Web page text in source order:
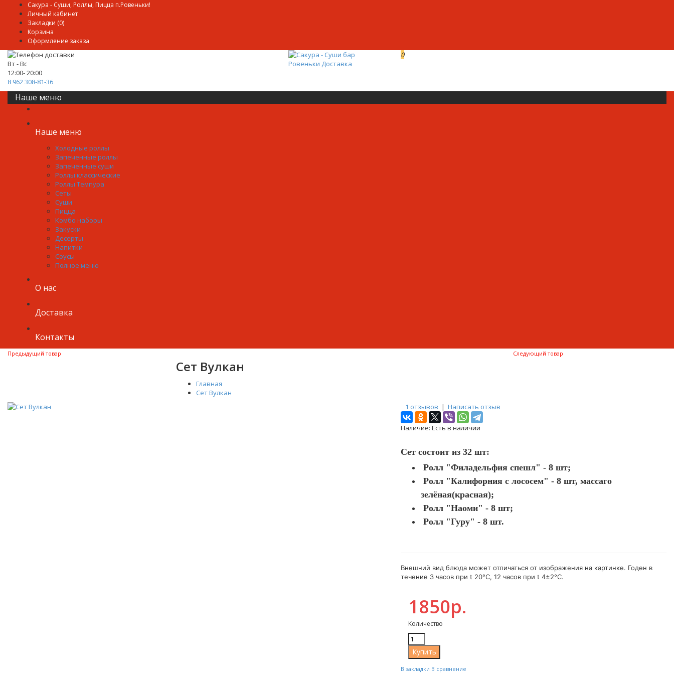
Сакура - Суши, Роллы, Пицца п.Ровеньки!
Личный кабинет
Закладки (0)
Корзина
Оформление заказа
Вт - Вс
12:00- 20:00
8 962 308-81-36
0
Наше меню
Наше меню
Холодные роллы
Запеченные роллы
Запеченные суши
Роллы классические
Роллы Темпура
Сеты
Суши
Пицца
Комбо наборы
Закуски
Десерты
Напитки
Соусы
Полное меню
О нас
Доставка
Контакты
Предыдущий товар
Сет Вулкан
Главная
Сет Вулкан
Следующий товар
1 отзывов | Написать отзыв
Наличие: Есть в наличии
Сет состоит из 32 шт:
Ролл "Филадельфия спешл" - 8 шт;
Ролл "Калифорния с лососем" - 8 шт, массаго
зелёная(красная);
Ролл "Наоми" - 8 шт;
Ролл "Гуру" - 8 шт.
Внешний вид блюда может отличаться от изображения на картинке. Годен в
течение 3 часов при t 20°C, 12 часов при t 4±2°C.
1850р.
Количество
В закладки В сравнение